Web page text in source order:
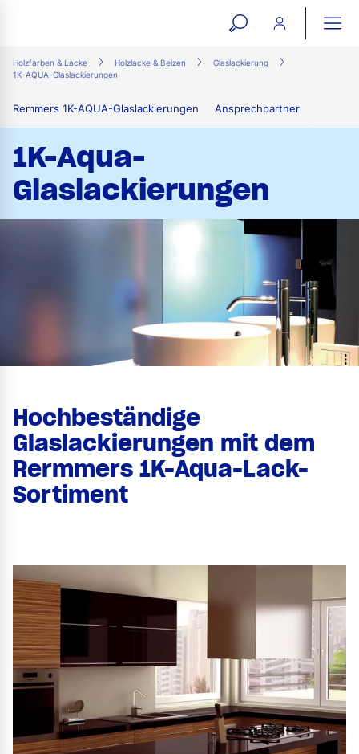
open
search
Holzfarben & Lacke Holzlacke & Beizen
Glaslackierung
1K-AQUA-Glaslackierungen
Remmers 1K-AQUA-Glaslackierungen Ansprechpartner
1K-Aqua-
Glaslackierungen
Hochbeständige
Glaslackierungen mit dem
Rermmers 1K-Aqua-Lack-
Sortiment